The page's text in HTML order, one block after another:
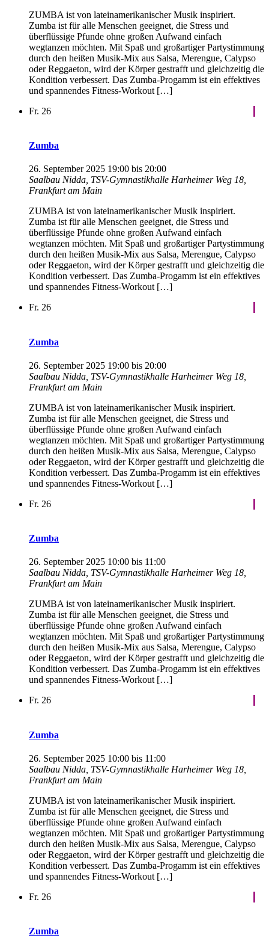
ZUMBA ist von lateinamerikanischer Musik inspiriert.
Zumba ist für alle Menschen geeignet, die Stress und
überflüssige Pfunde ohne großen Aufwand einfach
wegtanzen möchten. Mit Spaß und großartiger Partystimmung
durch den heißen Musik-Mix aus Salsa, Merengue, Calypso
oder Reggaeton, wird der Körper gestrafft und gleichzeitig die
Kondition verbessert. Das Zumba-Progamm ist ein effektives
und spannendes Fitness-Workout […]
Fr. 26
Zumba
26. September 2025 19:00 bis 20:00
Saalbau Nidda, TSV-Gymnastikhalle Harheimer Weg 18,
Frankfurt am Main
ZUMBA ist von lateinamerikanischer Musik inspiriert.
Zumba ist für alle Menschen geeignet, die Stress und
überflüssige Pfunde ohne großen Aufwand einfach
wegtanzen möchten. Mit Spaß und großartiger Partystimmung
durch den heißen Musik-Mix aus Salsa, Merengue, Calypso
oder Reggaeton, wird der Körper gestrafft und gleichzeitig die
Kondition verbessert. Das Zumba-Progamm ist ein effektives
und spannendes Fitness-Workout […]
Fr. 26
Zumba
26. September 2025 19:00 bis 20:00
Saalbau Nidda, TSV-Gymnastikhalle Harheimer Weg 18,
Frankfurt am Main
ZUMBA ist von lateinamerikanischer Musik inspiriert.
Zumba ist für alle Menschen geeignet, die Stress und
überflüssige Pfunde ohne großen Aufwand einfach
wegtanzen möchten. Mit Spaß und großartiger Partystimmung
durch den heißen Musik-Mix aus Salsa, Merengue, Calypso
oder Reggaeton, wird der Körper gestrafft und gleichzeitig die
Kondition verbessert. Das Zumba-Progamm ist ein effektives
und spannendes Fitness-Workout […]
Fr. 26
Zumba
26. September 2025 10:00 bis 11:00
Saalbau Nidda, TSV-Gymnastikhalle Harheimer Weg 18,
Frankfurt am Main
ZUMBA ist von lateinamerikanischer Musik inspiriert.
Zumba ist für alle Menschen geeignet, die Stress und
überflüssige Pfunde ohne großen Aufwand einfach
wegtanzen möchten. Mit Spaß und großartiger Partystimmung
durch den heißen Musik-Mix aus Salsa, Merengue, Calypso
oder Reggaeton, wird der Körper gestrafft und gleichzeitig die
Kondition verbessert. Das Zumba-Progamm ist ein effektives
und spannendes Fitness-Workout […]
Fr. 26
Zumba
26. September 2025 10:00 bis 11:00
Saalbau Nidda, TSV-Gymnastikhalle Harheimer Weg 18,
Frankfurt am Main
ZUMBA ist von lateinamerikanischer Musik inspiriert.
Zumba ist für alle Menschen geeignet, die Stress und
überflüssige Pfunde ohne großen Aufwand einfach
wegtanzen möchten. Mit Spaß und großartiger Partystimmung
durch den heißen Musik-Mix aus Salsa, Merengue, Calypso
oder Reggaeton, wird der Körper gestrafft und gleichzeitig die
Kondition verbessert. Das Zumba-Progamm ist ein effektives
und spannendes Fitness-Workout […]
Fr. 26
Zumba